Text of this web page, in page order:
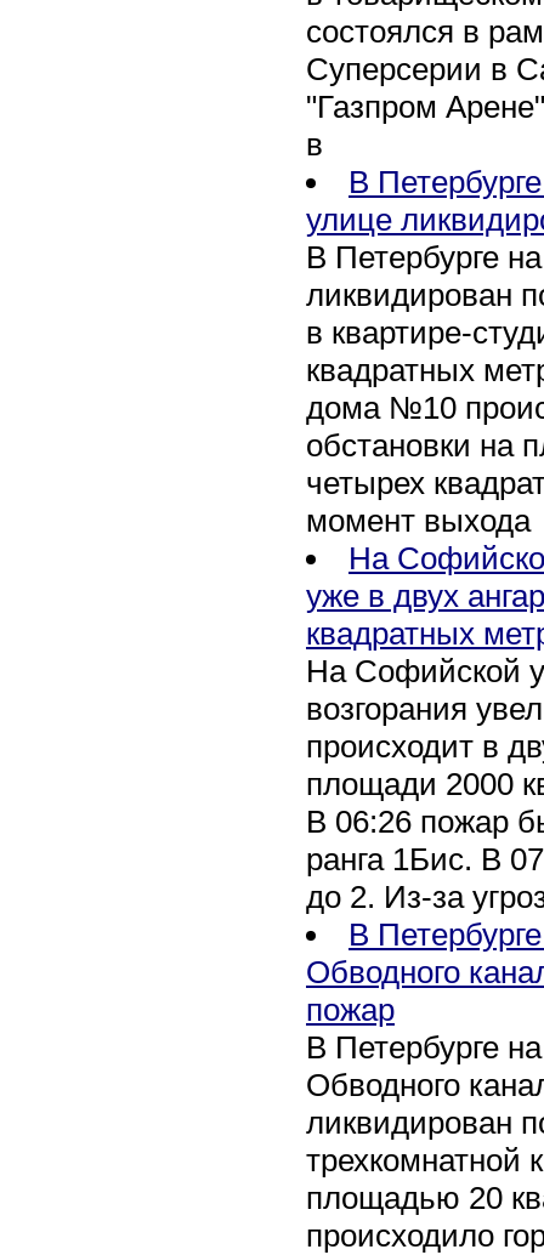
состоялся в
Суперсерии в
"Газпром
в
В
улице
В Петербурге
ликвидирован
в квартире-
квадратных
дома №10
обстановки на
четырех
момент выхода
На
уже в двух
квадратных
На Софийской
возгорания
происходит в
площади 2000
В 06:26 пожар
ранга 1Бис. В
до 2. Из-за
В
Обводного
пожар
В Петербурге
Обводного
ликвидирован
трехкомнатной
площадью 20
происходило